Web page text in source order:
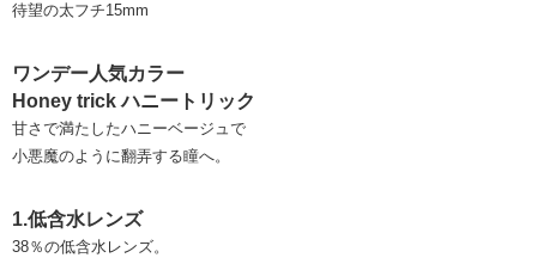
待望の太フチ15mm
ワンデー人気カラー
Honey trick ハニートリック
甘さで満たしたハニーベージュで
小悪魔のように翻弄する瞳へ。
1.低含水レンズ
38％の低含水レンズ。